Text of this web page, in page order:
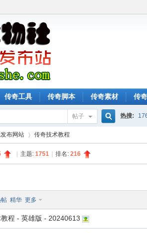
传奇工具 传奇脚本 传奇素材 传
帖子 热搜:
布网站 传奇技术教程
主题: 1751 排名: 216
精华 更多
程 - 英雄版 - 20240613